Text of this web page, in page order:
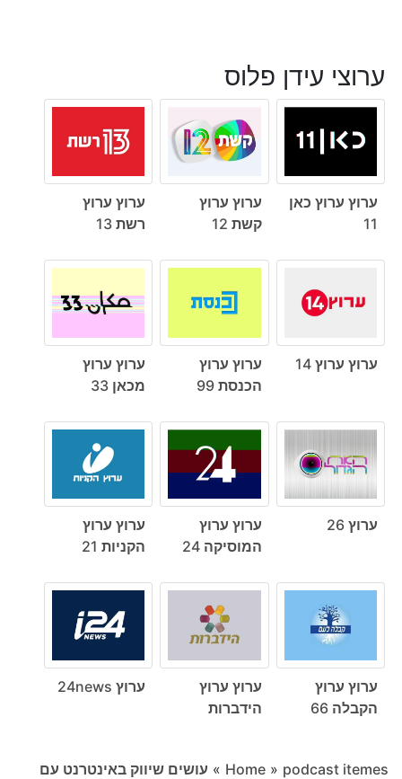
ערוצי עידן פלוס
ערוץ ערוץ כאן
11
ערוץ ערוץ
קשת 12
ערוץ ערוץ
רשת 13
ערוץ ערוץ 14
ערוץ ערוץ
הכנסת 99
ערוץ ערוץ
מכאן 33
ערוץ 26
ערוץ ערוץ
המוסיקה 24
ערוץ ערוץ
הקניות 21
ערוץ ערוץ
הקבלה 66
ערוץ ערוץ
הידברות
ערוץ 24news
Home » podcast itemes
» עושים שיווק באינטרנט עם